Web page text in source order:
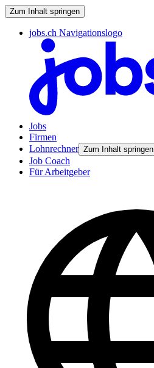
Zum Inhalt springen
jobs.ch Navigationslogo
Jobs
Firmen
Lohnrechner Zum Inhalt springen
Job Coach
Für Arbeitgeber